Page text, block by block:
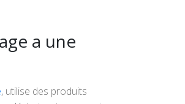
a une
, utilise des produits